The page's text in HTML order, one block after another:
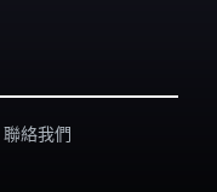
聯絡我們